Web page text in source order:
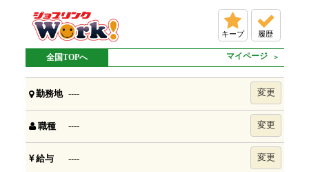
キープ 履歴
全国TOPへ マイページ
勤務地 ---- 変更
職種 ---- 変更
給与 ---- 変更